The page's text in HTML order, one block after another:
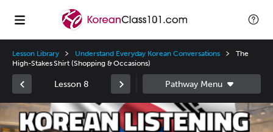
Lesson Library Understand Everyday Korean Conversations
The
High-Stakes Shirt (Shopping & Occasions)
Lesson 8
Video
Player